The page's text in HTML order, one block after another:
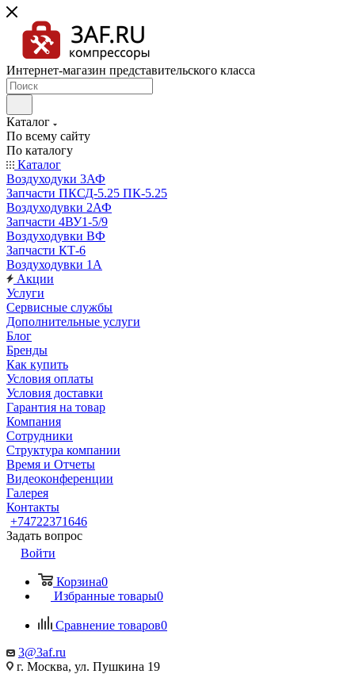
Интернет-магазин представительского класса
Каталог
По всему сайту
По каталогу
Каталог
Воздуходуки 3АФ
Запчасти ПКСД-5.25 ПК-5.25
Воздуходувки 2АФ
Запчасти 4ВУ1-5/9
Воздуходувки ВФ
Запчасти КТ-6
Воздуходувки 1А
Акции
Услуги
Сервисные службы
Дополнительные услуги
Блог
Бренды
Как купить
Условия оплаты
Условия доставки
Гарантия на товар
Компания
Сотрудники
Структура компании
Время и Отчеты
Видеоконференции
Галерея
Контакты
+74722371646
Задать вопрос
Войти
Корзина0
Избранные товары0
Сравнение товаров0
3@3af.ru
г. Москва, ул. Пушкина 19